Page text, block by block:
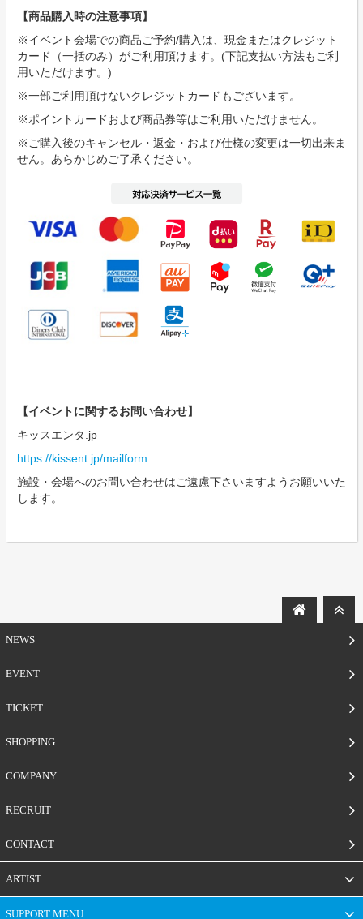
【商品購入時の注意事項】
※イベント会場での商品ご予約/購入は、現金またはクレジット
カード（一括のみ）がご利用頂けます。(下記支払い方法もご利
用いただけます。)
※一部ご利用頂けないクレジットカードもございます。
※ポイントカードおよび商品券等はご利用いただけません。
※ご購入後のキャンセル・返金・および仕様の変更は一切出来ま
せん。あらかじめご了承ください。
【イベントに関するお問い合わせ】
キッスエンタ.jp
https://kissent.jp/mailform
施設・会場へのお問い合わせはご遠慮下さいますようお願いいた
します。
NEWS
EVENT
TICKET
SHOPPING
COMPANY
RECRUIT
CONTACT
ARTIST
SUPPORT MENU